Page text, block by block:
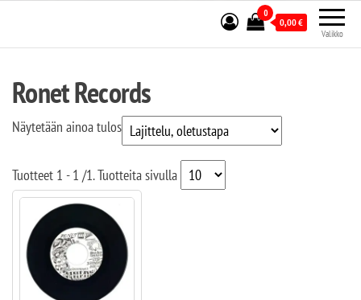
sydämessä.
Valikko
0
0,00€
Ronet Records
Näytetään ainoa tulos
Tuotteet 1 - 1 /1. Tuotteita sivulla